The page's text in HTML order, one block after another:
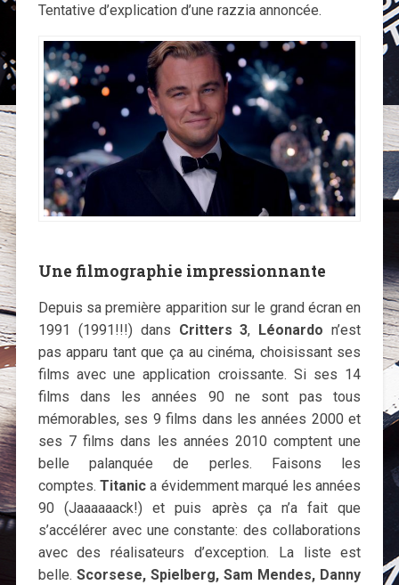
Tentative d’explication d’une razzia annoncée.
Une filmographie impressionnante
Depuis sa première apparition sur le grand écran en
1991 (1991!!!) dans Critters 3, Léonardo n’est
pas apparu tant que ça au cinéma, choisissant ses
films avec une application croissante. Si ses 14
films dans les années 90 ne sont pas tous
mémorables, ses 9 films dans les années 2000 et
ses 7 films dans les années 2010 comptent une
belle palanquée de perles. Faisons les
comptes. Titanica évidemment marqué les années
90 (Jaaaaaack!) et puis après ça n’a fait que
s’accélérer avec une constante: des collaborations
avec des réalisateurs d’exception. La liste est
belle. Scorsese, Spielberg, Sam Mendes, Danny